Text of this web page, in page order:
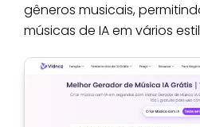
gêneros musicais,
músicas de IA em vários